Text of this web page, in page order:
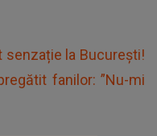
senzație la București!
fanilor: ”Nu-mi